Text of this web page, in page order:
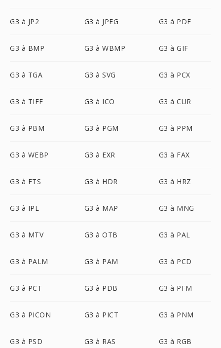
G3 à JP2 G3 à JPEG G3 à PDF
G3 à BMP G3 à WBMP G3 à GIF
G3 à TGA G3 à SVG G3 à PCX
G3 à TIFF G3 à ICO G3 à CUR
G3 à PBM G3 à PGM G3 à PPM
G3 à WEBP G3 à EXR G3 à FAX
G3 à FTS G3 à HDR G3 à HRZ
G3 à IPL G3 à MAP G3 à MNG
G3 à MTV G3 à OTB G3 à PAL
G3 à PALM G3 à PAM G3 à PCD
G3 à PCT G3 à PDB G3 à PFM
G3 à PICON G3 à PICT G3 à PNM
G3 à PSD G3 à RAS G3 à RGB